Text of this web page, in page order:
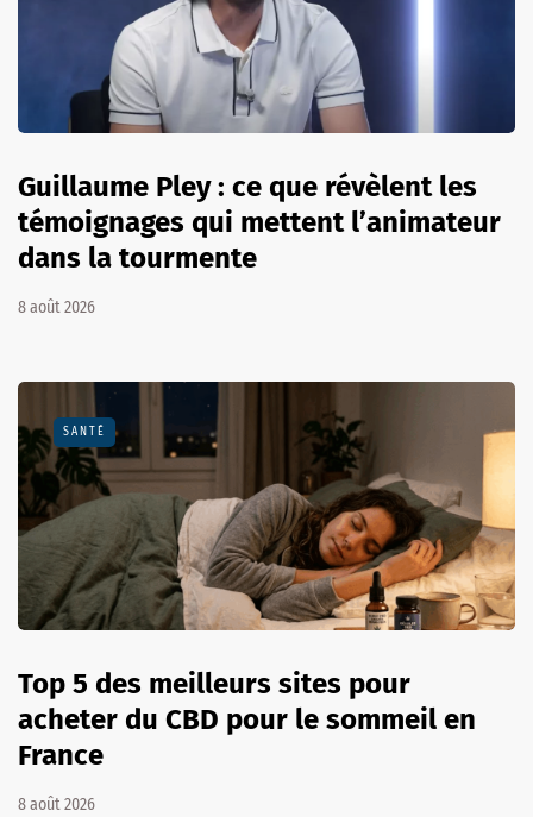
Guillaume Pley : ce que révèlent les
témoignages qui mettent l’animateur
dans la tourmente
8 août 2026
SANTÉ
Top 5 des meilleurs sites pour
acheter du CBD pour le sommeil en
France
8 août 2026